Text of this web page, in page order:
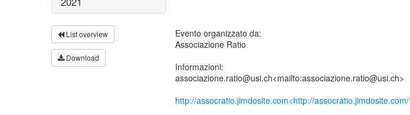
List overview
Download
Evento organizzato da:
Associazione Ratio
Informazioni:
associazione.ratio@usi.ch<mailto:associazione.ratio@usi.ch>
http://assocratio.jimdosite.com<http://assocratio.jimdosite.com/